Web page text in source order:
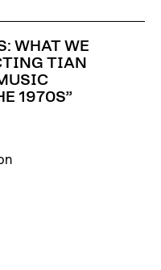
WHAT WE
TIAN
1970S”